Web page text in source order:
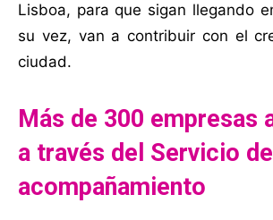
Lisboa, para que sigan llegando
su vez, van a contribuir con el
ciudad.
Más de 300 empresas
a través del Servicio de
acompañamiento